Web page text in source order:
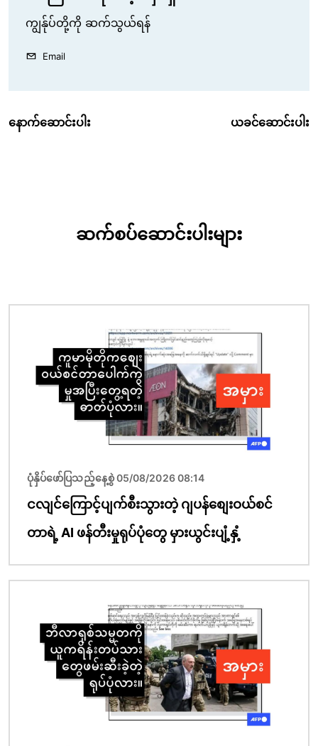
ကျွန်ုပ်တို့ကို ဆက်သွယ်ရန်
Email
နောက်ဆောင်းပါး ယခင်ဆောင်းပါး
ဆက်စပ်ဆောင်းပါးများ
ပုံနှိပ်ဖော်ပြသည့်နေ့စွဲ 05/08/2026 08:14
ငလျင်ကြောင့်ပျက်စီးသွားတဲ့ ဂျပန်စျေးဝယ်စင်
တာရဲ့ AI ဖန်တီးမှုရုပ်ပုံတွေ မှားယွင်းပျံ့နှံ့